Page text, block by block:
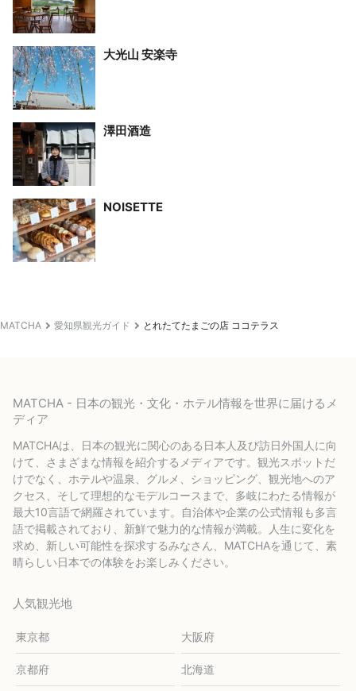
大光山 安楽寺
澤田酒造
NOISETTE
MATCHA 愛知県観光ガイド とれたてたまごの店 ココテラス
MATCHA - 日本の観光・文化・ホテル情報を世界に届けるメ
ディア
MATCHAは、日本の観光に関心のある日本人及び訪日外国人に向
けて、さまざまな情報を紹介するメディアです。観光スポットだ
けでなく、ホテルや温泉、グルメ、ショッピング、観光地へのア
クセス、そして理想的なモデルコースまで、多岐にわたる情報が
最大10言語で網羅されています。自治体や企業の公式情報も多言
語で掲載されており、新鮮で魅力的な情報が満載。人生に変化を
求め、新しい可能性を探求するみなさん、MATCHAを通じて、素
晴らしい日本での体験をお楽しみください。
人気観光地
東京都 大阪府
京都府 北海道